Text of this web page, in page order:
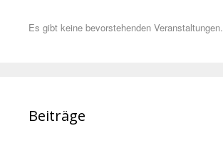
Es gibt keine bevorstehenden Veranstaltungen.
Beiträge